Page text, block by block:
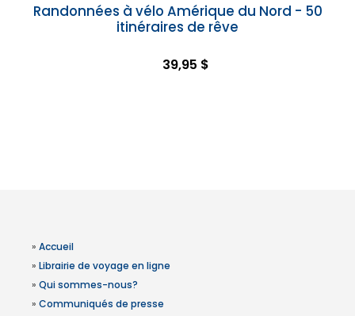
Randonnées à vélo Amérique du Nord - 50
itinéraires de rêve
39,95 $
» Accueil
» Librairie de voyage en ligne
» Qui sommes-nous?
» Communiqués de presse